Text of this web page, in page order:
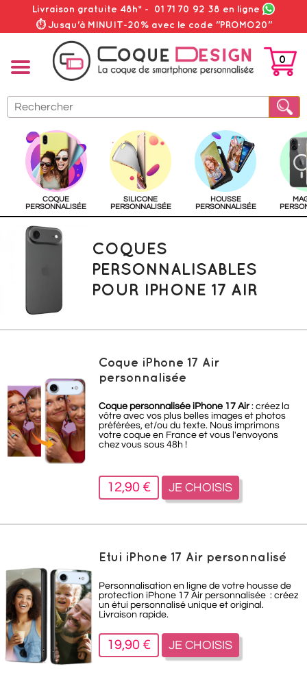
Livraison gratuite 48h* - 01 71 70 92 38 en ligne
⏱ Jusqu'à MINUIT-20% avec le code "PROMO20"
PANIER
0
COQUE
PERSONNALISÉE
SILICONE
PERSONNALISÉE
HOUSSE
PERSONNALISÉE
COQUES
PERSONNALISABLES
POUR IPHONE 17 AIR
Coque iPhone 17 Air
personnalisée
Coque personnalisée iPhone 17 Air: créez la
vôtre avec vos plus belles images et photos
préférées, et/ou du texte. Nous imprimons
votre coque en France et vous l'envoyons
chez vous sous 48h !
12,90 € JE CHOISIS
Etui iPhone 17 Air personnalisé
Personnalisation en ligne de votre housse de
protection iPhone 17 Air personnalisée : créez
un étui personnalisé unique et original.
Livraison rapide.
19,90 € JE CHOISIS